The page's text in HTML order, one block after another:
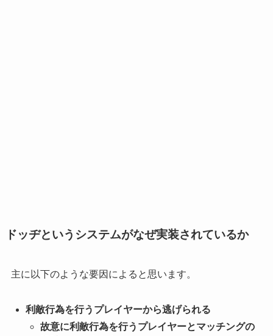
ドッヂというシステムがなぜ実装されているか
主に以下のような要因によると思います。
利敵行為を行うプレイヤーから逃げられる
故意に利敵行為を行うプレイヤーとマッチングの